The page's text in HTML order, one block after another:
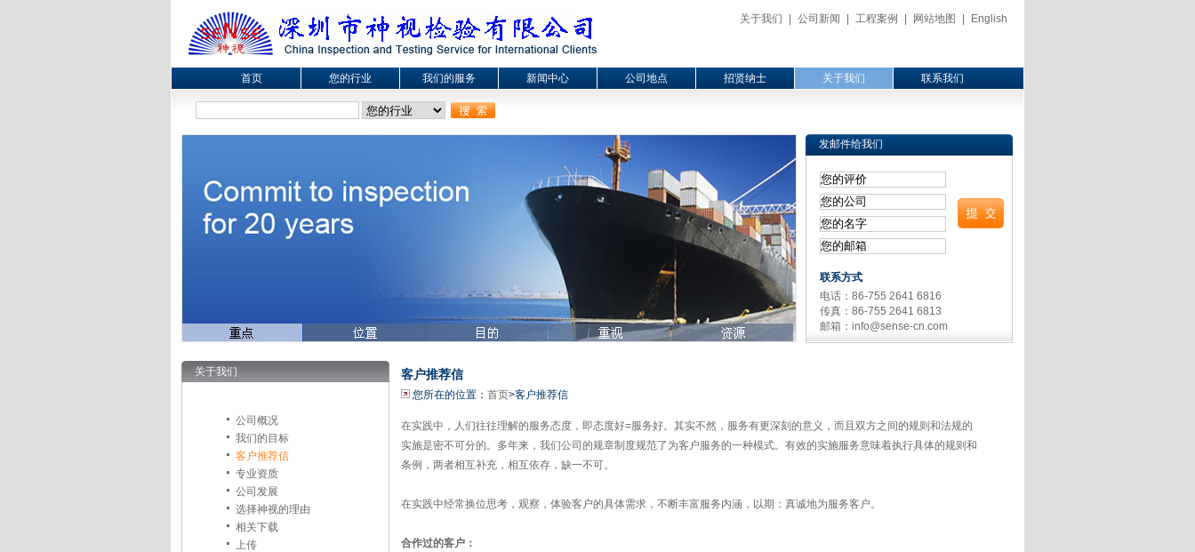
关于我们 公司新闻 工程案例 网站地图 English
首页 您的行业 我们的服务 新闻中心 公司地点 招贤纳士 关于我们 联系我们
发邮件给我们
联系方式
电话：86-755 2641 6816
传真：86-755 2641 6813
邮箱： info@sense-cn.com
关于我们
公司概况
我们的目标
客户推荐信
专业资质
公司发展
选择神视的理由
相关下载
上传
客户推荐信
您所在的位置： 首页>客户推荐信
在实践中，人们往往理解的服务态度，即态度好=服务好。其实不然，服务有更深刻的意义，而且双方之间的规则和法规的
实施是密不可分的。多年来，我们公司的规章制度规范了为客户服务的一种模式。有效的实施服务意味着执行具体的规则和
条例，两者相互补充，相互依存，缺一不可。
在实践中经常换位思考，观察，体验客户的具体需求，不断丰富服务内涵，以期：真诚地为服务客户。
合作过的客户：